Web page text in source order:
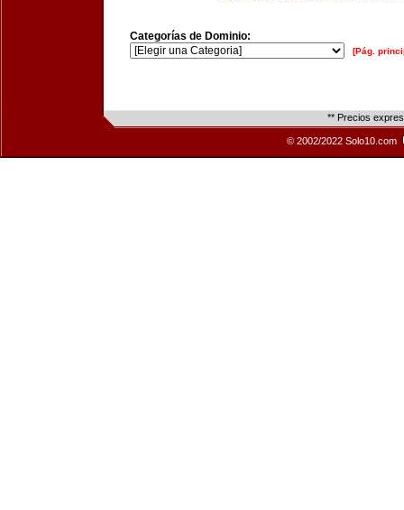
Categorías de Dominio:
[Pág.
** Precios
© 2002/2022 Solo10.com